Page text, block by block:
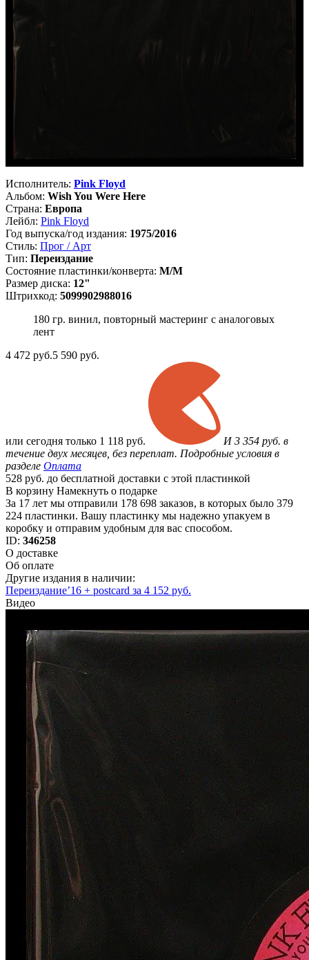
Исполнитель: Pink Floyd
Альбом: Wish You Were Here
Страна: Европа
Лейбл: Pink Floyd
Год выпуска/год издания: 1975/2016
Стиль: Прог / Арт
Тип: Переиздание
Состояние пластинки/конверта: M/M
Размер диска: 12"
Штрихкод: 5099902988016
180 гр. винил, повторный мастеринг с аналоговых
лент
4 472 руб.5 590 руб.
или сегодня только 1 118 руб.
И 3 354 руб. в
течение двух месяцев, без переплат. Подробные условия в
разделе Оплата
528 руб. до бесплатной доставки с этой пластинкой
В корзину Намекнуть о подарке
За 17 лет мы отправили 178 698 заказов, в которых было 379
224 пластинки. Вашу пластинку мы надежно упакуем в
коробку и отправим удобным для вас способом.
ID: 346258
О доставке
Об оплате
Другие издания в наличии:
Переиздание’16 + postcard за 4 152 руб.
Видео